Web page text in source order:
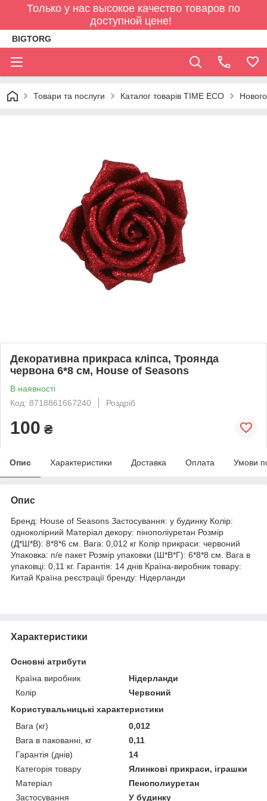
Только у нас высокое качество товаров по
доступной цене!
BIGTORG
Товари та послуги Каталог товарів TIME ECO
Декоративна прикраса кліпса, Троянда
червона 6*8 см, House of Seasons
В наявності
Код: 8718861667240
Роздріб
100 ₴
Опис Характеристики Доставка Оплата Умови
Опис
Бренд: House of Seasons Застосування: у будинку Колір:
одноколірний Матеріал декору: пінополіуретан Розмір
(Д*Ш*В): 8*8*6 см. Вага: 0,012 кг Колір прикраси: червоний
Упаковка: п/е пакет Розмір упаковки (Ш*В*Г): 6*8*8 см. Вага в
упаковці: 0,11 кг. Гарантія: 14 днів Країна-виробник товару:
Китай Країна реєстрації бренду: Нідерланди
Характеристики
Основні атрибути
Країна виробник
Нідерланди
Колір
Червоний
Користувальницькі характеристики
Вага (кг)
0,012
Вага в пакованні, кг
0,11
Гарантія (днів)
14
Категорія товару
Ялинкові прикраси, іграшки
Матеріал
Пенополиуретан
Застосування
У будинку